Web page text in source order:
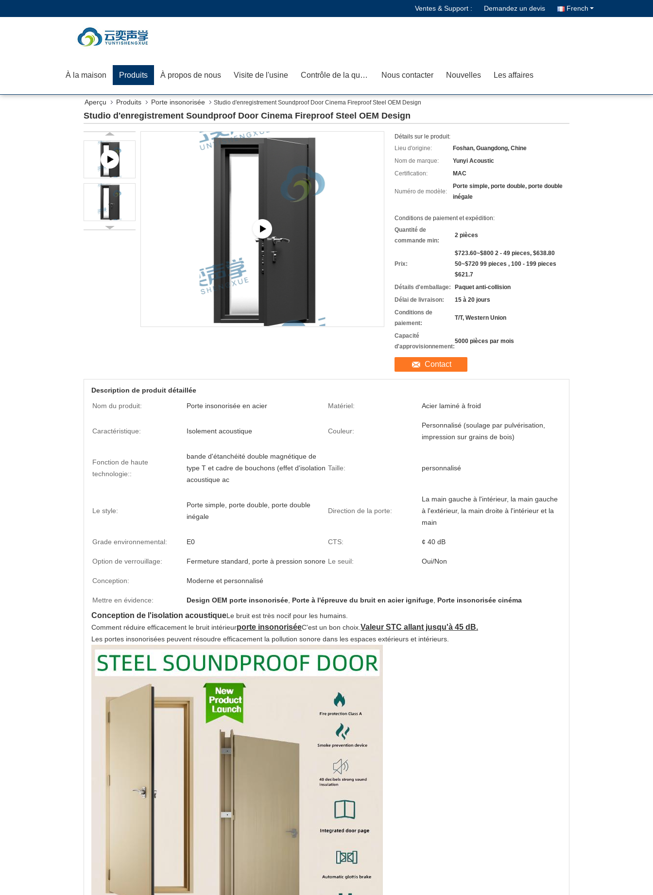
Ventes & Support : Demandez un devis French
À la maison Produits À propos de nous Visite de l'usine Contrôle de la qualité Nous contacter Nouvelles Les affaires
Aperçu Produits Porte insonorisée Studio d'enregistrement Soundproof Door Cinema Fireproof Steel OEM Design
Studio d'enregistrement Soundproof Door Cinema Fireproof Steel OEM Design
Détails sur le produit:
Lieu d'origine:
Foshan, Guangdong, Chine
Nom de marque:
Yunyi Acoustic
Certification:
MAC
Numéro de modèle:
Porte simple, porte double, porte double
inégale
Conditions de paiement et expédition:
Quantité de
commande min:
2 pièces
Prix:
$723.60~$800 2 - 49 pieces, $638.80
50~$720 99 pieces , 100 - 199 pieces
$621.7
Détails d'emballage:
Paquet anti-collision
Délai de livraison:
15 à 20 jours
Conditions de
paiement:
T/T, Western Union
Capacité
d'approvisionnement:
5000 pièces par mois
Contact
Description de produit détaillée
Nom du produit:
Porte insonorisée en acier Matériel: Acier laminé à froid
Caractéristique: Isolement acoustique Couleur:
Personnalisé (soulage par pulvérisation,
impression sur grains de bois)
Fonction de haute
technologie::
bande d'étanchéité double magnétique de
type T et cadre de bouchons (effet d'isolation
acoustique ac
Taille: personnalisé
Le style:
Porte simple, porte double, porte double
inégale
Direction de la porte:
La main gauche à l'intérieur, la main gauche
à l'extérieur, la main droite à l'intérieur et la
main
Grade environnemental: E0 CTS: ¢ 40 dB
Option de verrouillage: Fermeture standard, porte à pression sonore Le seuil: Oui/Non
Conception: Moderne et personnalisé
Mettre en évidence: Design OEM porte insonorisée Porte à l'épreuve du bruit en acier ignifuge Porte insonorisée cinéma
Conception de l'isolation acoustiqueLe bruit est très nocif pour les humains.
Comment réduire efficacement le bruit intérieurporte insonoriséeC'est un bon choix. Valeur STC allant jusqu'à 45 dB.
Les portes insonorisées peuvent résoudre efficacement la pollution sonore dans les espaces extérieurs et intérieurs.